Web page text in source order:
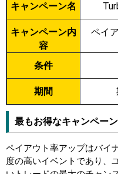
キャンペーン名
キャンペーン内
容
ペイ
条件
期間
最もお得なキャンペーン
ペイアウト率アップはバイ
度の高いイベントであり、